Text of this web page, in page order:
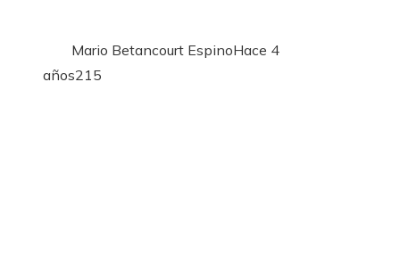
Mario Betancourt EspinoHace 4
años215